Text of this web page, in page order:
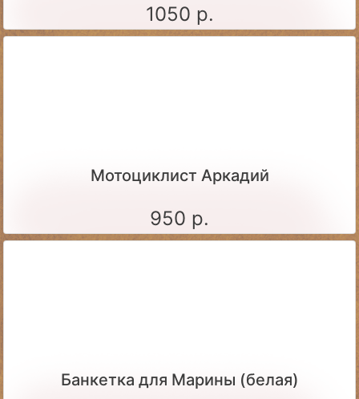
1050 р.
Мотоциклист Аркадий
950 р.
Банкетка для Марины (белая)